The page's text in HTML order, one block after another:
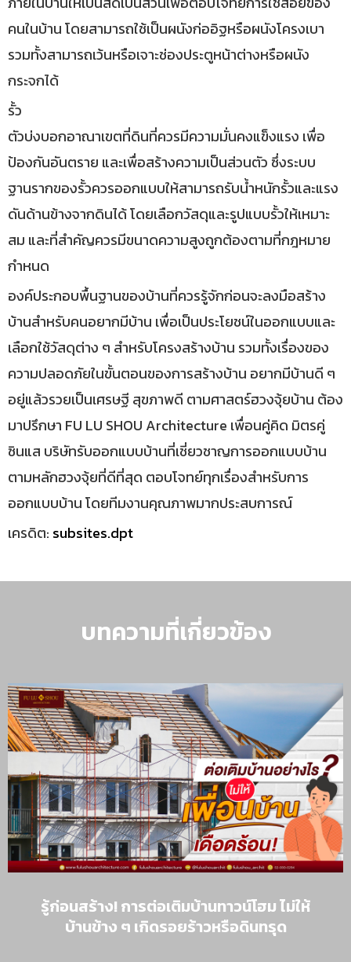
คนในบ้าน โดยสามารถใช้เป็นผนังก่ออิฐหรือผนังโครงเบา
รวมทั้งสามารถเว้นหรือเจาะช่องประตูหน้าต่างหรือผนัง
กระจกได้​
​รั้ว
ตัวบ่งบอกอาณาเขตที่ดินที่ควรมีความมั่นคงแข็งแรง เพื่อ
ป้องกันอันตราย และเพื่อสร้างความเป็นส่วนตัว ซึ่งระบบ
ฐานรากของรั้วควรออกแบบให้สามารถรับน้ำหนักรั้วและแรง
ดันด้านข้างจากดินได้ โดยเลือกวัสดุและรูปแบบรั้วให้เหมาะ
สม และที่สำคัญควรมีขนาดความสูงถูกต้องตามที่กฎหมาย
กำหนด
องค์ประกอบพื้นฐานของบ้านที่ควรรู้จักก่อนจะลงมือสร้าง
บ้านสำหรับคนอยากมีบ้าน เพื่อเป็นประโยชน์ในออกแบบและ
เลือกใช้วัสดุต่าง ๆ สำหรับโครงสร้างบ้าน รวมทั้งเรื่องของ
ความปลอดภัยในขั้นตอนของการสร้างบ้าน อยากมีบ้านดี ๆ
อยู่แล้วรวยเป็นเศรษฐี สุขภาพดี ตามศาสตร์ฮวงจุ้ยบ้าน ต้อง
มาปรึกษา FU LU SHOU Architecture เพื่อนคู่คิด มิตรคู่
ซินแส บริษัทรับออกแบบบ้านที่เชี่ยวชาญการออกแบบบ้าน
ตามหลักฮวงจุ้ยที่ดีที่สุด ตอบโจทย์ทุกเรื่องสำหรับการ
ออกแบบบ้าน โดยทีมงานคุณภาพมากประสบการณ์
เครดิต: subsites.dpt
บทความที่เกี่ยวข้อง
รู้ก่อนสร้าง! การต่อเติมบ้านทาวน์โฮม ไม่ให้
บ้านข้าง ๆ เกิดรอยร้าวหรือดินทรุด